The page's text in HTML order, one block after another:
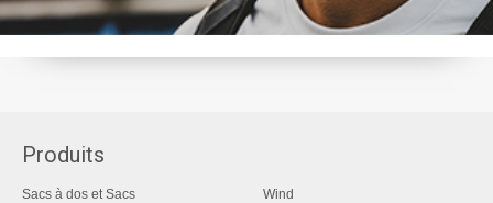
Produits
Sacs à dos et Sacs
Wind